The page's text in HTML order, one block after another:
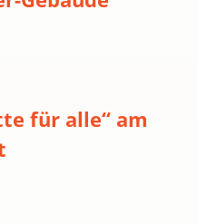
für alle“ am